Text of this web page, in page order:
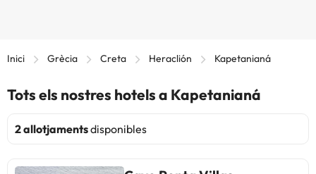
Inici Grècia Creta Heraclión Kapetanianá
Tots els nostres hotels a Kapetanianá
2 allotjamentsdisponibles